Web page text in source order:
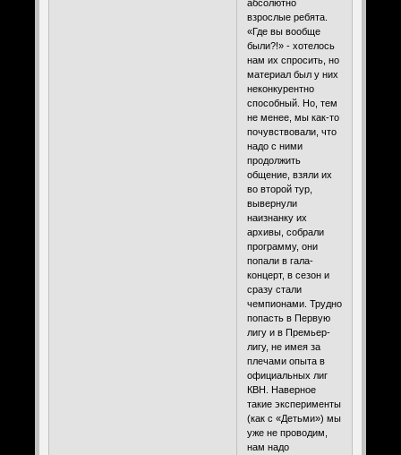
абсолютно
взрослые ребята.
«Где вы вообще
были?!» - хотелось
нам их спросить, но
материал был у них
неконкурентно
способный. Но, тем
не менее, мы как-то
почувствовали, что
надо с ними
продолжить
общение, взяли их
во второй тур,
вывернули
наизнанку их
архивы, собрали
программу, они
попали в гала-
концерт, в сезон и
сразу стали
чемпионами. Трудно
попасть в Первую
лигу и в Премьер-
лигу, не имея за
плечами опыта в
официальных лиг
КВН. Наверное
такие эксперименты
(как с «Детьми») мы
уже не проводим,
нам надо